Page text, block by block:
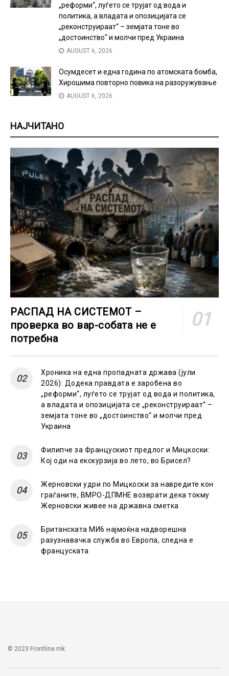
„реформи“, луѓето се трујат од вода и
политика, а владата и опозицијата се
„реконструираат“ – земјата тоне во
„достоинство“ и молчи пред Украина
AUGUST 6, 2026
Осумдесет и една година по атомската бомба,
Хирошима повторно повика на разоружување
AUGUST 6, 2026
НАЈЧИТАНО
РАСПАД НА СИСТЕМОТ –
проверка во вар-собата не е
потребна
Хроника на една пропадната држава (јули
2026): Додека правдата е заробена во
„реформи“, луѓето се трујат од вода и политика,
а владата и опозицијата се „реконструираат“ –
земјата тоне во „достоинство“ и молчи пред
Украина
Филипче за Францускиот предлог и Мицкоски:
Кој оди на екскурзија во лето, во Брисел?
Жерновски удри по Мицкоски за навредите кон
граѓаните, ВМРО-ДПМНЕ возврати дека токму
Жерновски живее на државна сметка
Британската МИ6 најмоќна надворешна
разузнавачка служба во Европа, следна е
француската
© 2023 Frontline.mk